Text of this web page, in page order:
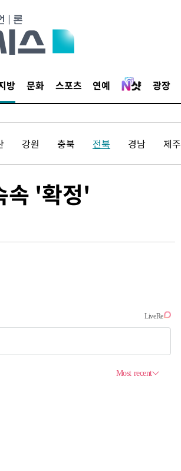
방 문화 스포츠 연예 광장
강원 충북 전북 경남 제주
속 '확정'